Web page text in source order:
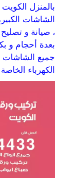
بالمنزل
الشاشات
، صيانة و
بعدة أحجام و
جميع الشاشات
الكهرباء